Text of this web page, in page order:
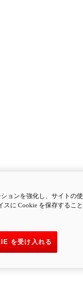
ョンを強化し、サイトの使
に Cookie を保存すること
を受け入れる